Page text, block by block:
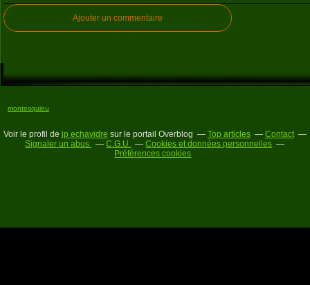
Ajouter un commentaire
montesquieu
Voir le profil de jp echavidre sur le portail Overblog Top articles
Contact
Signaler un abus
C.G.U.
Cookies et données personnelles
Préférences cookies